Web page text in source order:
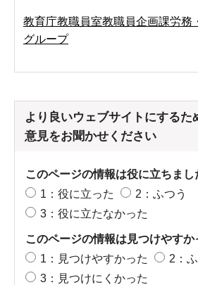
教育庁教職員室教職員企画課労務
グループ
より良いウェブサイトにするた
意見をお聞かせください
このページの情報は役に立ちまし
1：役に立った
2：ふつう
3：役に立たなかった
このページの情報は見つけやすか
1：見つけやすかった
2：
3：見つけにくかった